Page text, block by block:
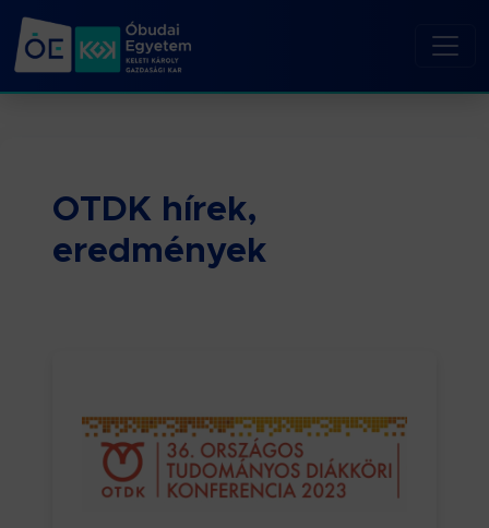
OTDK hírek,
eredmények